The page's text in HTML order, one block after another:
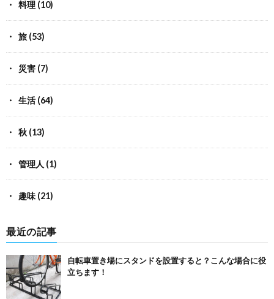
料理 (10)
旅 (53)
災害 (7)
生活(64)
秋 (13)
管理人 (1)
趣味 (21)
最近の記事
自転車置き場にスタンドを設置すると？こんな場合に役
立ちます！